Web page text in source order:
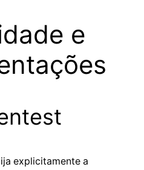
e
explicitamente a